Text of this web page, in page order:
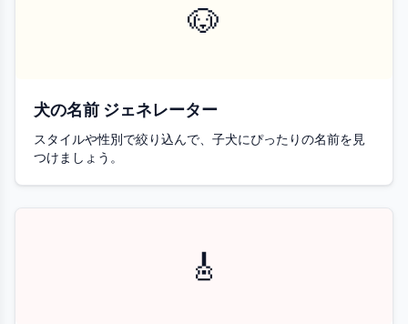
🐶
犬の名前 ジェネレーター
スタイルや性別で絞り込んで、子犬にぴったりの名前を見
つけましょう。
🎸